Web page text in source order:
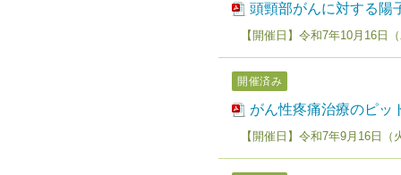
頭頸部がんに対する陽
【開催日】令和7年10月
開催済み
がん性疼痛治療のピッ
【開催日】令和7年9月16